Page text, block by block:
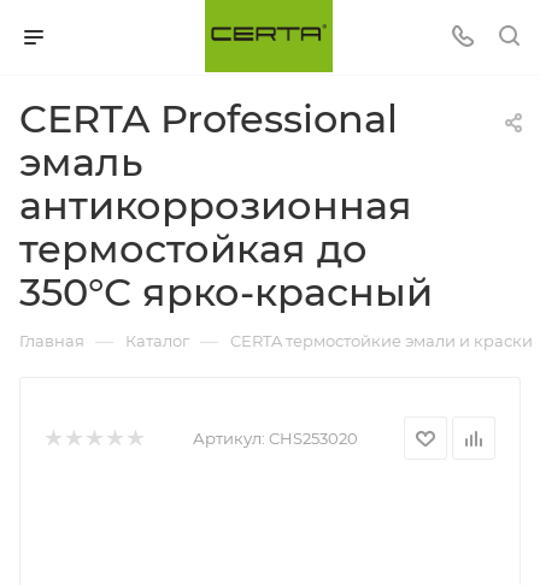
CERTA Professional
эмаль
антикоррозионная
термостойкая до
350°С ярко-красный
Главная — Каталог — CERTA термостойкие эмали и краски
Артикул: CHS253020